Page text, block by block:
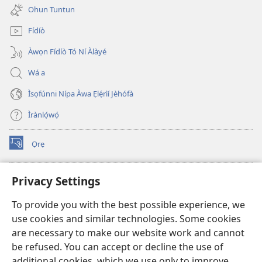
Privacy Settings
To provide you with the best possible experience, we
use cookies and similar technologies. Some cookies
are necessary to make our website work and cannot
be refused. You can accept or decline the use of
new
window)
Ohun Tuntun
Fídíò
Àwọn Fídíò Tó Ní Àlàyé
Wá a
Ìsọfúnni Nípa Àwa Ẹlẹ́rìí Jèhófà
Ìrànlọ́wọ́
Ọrẹ
(opens
new
ÀKÁ ÌWÉ ORÍ ÍŃTÁNẸ́Ẹ̀TÌ TI Watchtower™
(opens
window)JW Hub
(opens
new
window)JW Library
Watchtower Library ®